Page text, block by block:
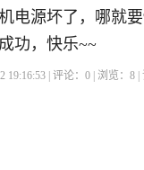
电源坏了，哪就
功，快乐~~
19:16:53 | 评论：0 | 浏览：8